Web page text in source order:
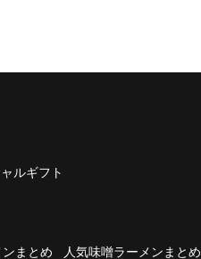
ルギフト
ンまとめ
人気味噌ラーメンまとめ